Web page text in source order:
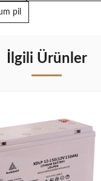
pil
İlgili Ürünler